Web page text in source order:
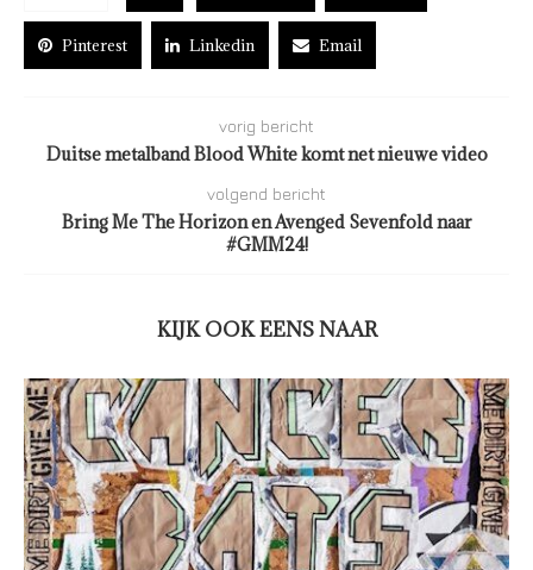
Pinterest Linkedin Email
vorig bericht
Duitse metalband Blood White komt net nieuwe video
volgend bericht
Bring Me The Horizon en Avenged Sevenfold naar
#GMM24!
KIJK OOK EENS NAAR